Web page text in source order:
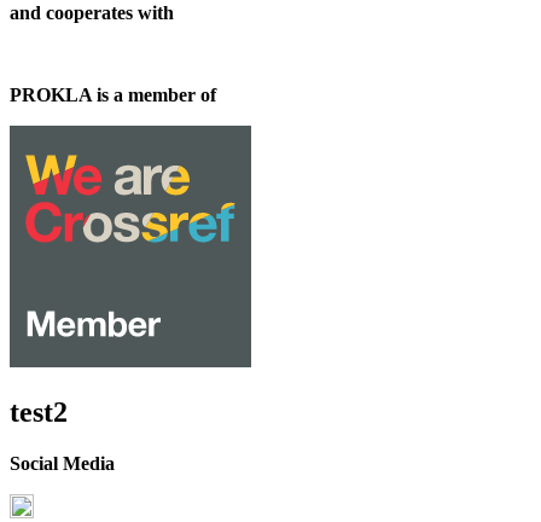
and cooperates with
PROKLA is a member of
test2
Social Media